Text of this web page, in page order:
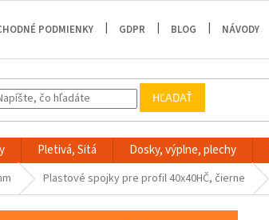
PODMIENKY GDPR BLOG NÁVODY
HĽADAŤ
Pletivá, Sitá Dosky, výplne, plechy
Plastové spojky pre profil 40x40HČ, čierne